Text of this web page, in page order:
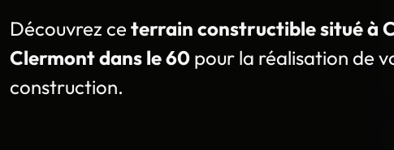
Découvrez ce terrain constructible situé à
Clermont dans le 60 pour la réalisation de
construction.